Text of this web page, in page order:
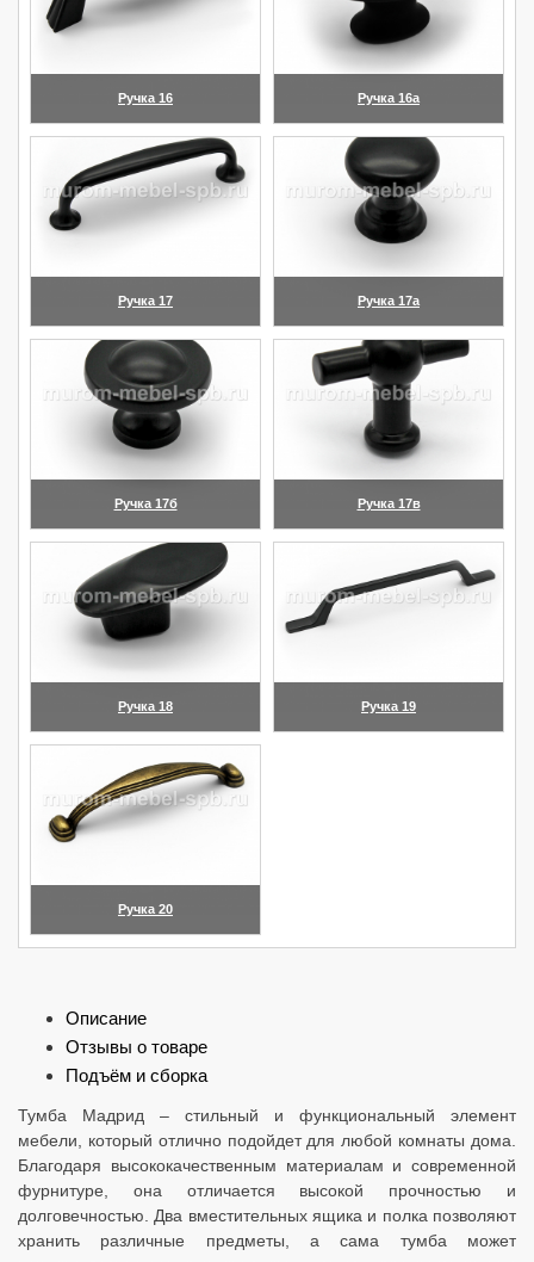
Ручка 16 Ручка 16а
Ручка 17 Ручка 17а
Ручка 17б Ручка 17в
Ручка 18 Ручка 19
Ручка 20
Описание
Отзывы о товаре
Подъём и сборка
Тумба Мадрид – стильный и функциональный элемент
мебели, который отлично подойдет для любой комнаты дома.
Благодаря высококачественным материалам и современной
фурнитуре, она отличается высокой прочностью и
долговечностью. Два вместительных ящика и полка позволяют
хранить различные предметы, а сама тумба может